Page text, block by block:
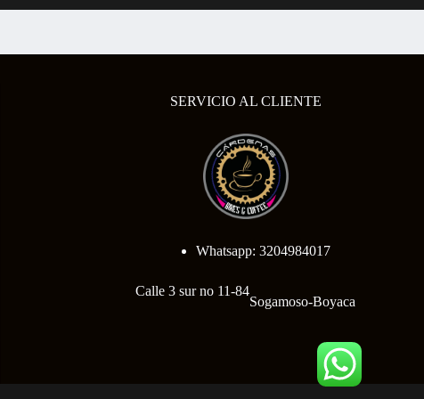
SERVICIO AL CLIENTE
Whatsapp: 3204984017
Calle 3 sur no 11-84
Sogamoso-Boyaca